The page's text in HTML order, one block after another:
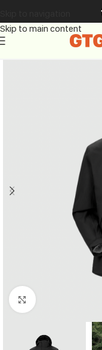
Skip to main content
Click to enlarge